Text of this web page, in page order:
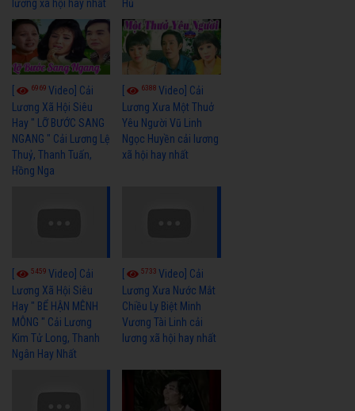
lương xã hội hay nhất Hủ
6969 Video] Cải
Lương Xã Hội Siêu
Hay " LỠ BƯỚC SANG
NGANG " Cải Lương Lệ
Thuỷ, Thanh Tuấn,
Hồng Nga
6388Video] Cải
Lương Xưa Một Thuở
Yêu Người Vũ Linh
Ngọc Huyền cải lương
xã hội hay nhất
5459 Video] Cải
Lương Xã Hội Siêu
Hay " BỂ HẬN MÊNH
MÔNG " Cải Lương
Kim Tử Long, Thanh
Ngân Hay Nhất
5733Video] Cải
Lương Xưa Nước Mắt
Chiều Ly Biệt Minh
Vương Tài Linh cải
lương xã hội hay nhất